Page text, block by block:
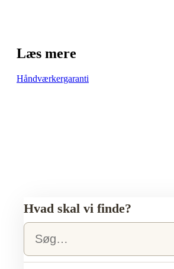
Læs mere
Håndværkergaranti
Hvad skal vi finde?